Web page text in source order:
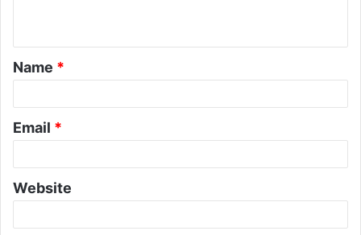
Name *
Email *
Website